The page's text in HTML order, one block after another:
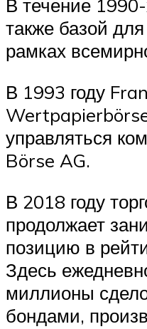
В течение
также базой
рамках
В 1993 году
управляться
Börse AG.
В 2018 году
продолжает
позицию в
Здесь
миллионы
бондами,